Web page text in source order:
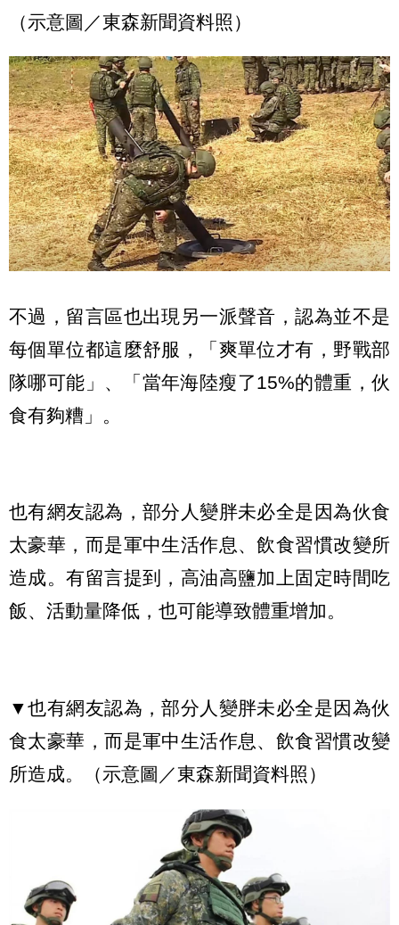
（示意圖／東森新聞資料照）
不過，留言區也出現另一派聲音，認為並不是
每個單位都這麼舒服，「爽單位才有，野戰部
隊哪可能」、「當年海陸瘦了15%的體重，伙
食有夠糟」。
也有網友認為，部分人變胖未必全是因為伙食
太豪華，而是軍中生活作息、飲食習慣改變所
造成。有留言提到，高油高鹽加上固定時間吃
飯、活動量降低，也可能導致體重增加。
▼也有網友認為，部分人變胖未必全是因為伙
食太豪華，而是軍中生活作息、飲食習慣改變
所造成。（示意圖／東森新聞資料照）